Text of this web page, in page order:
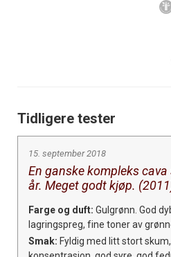
Tidligere tester
15. september 2018
En ganske kompleks
år. Meget godt kjøp.
Farge og duft: Gulgrønn. God
lagringspreg, fine toner av
Smak: Fyldig med litt stort